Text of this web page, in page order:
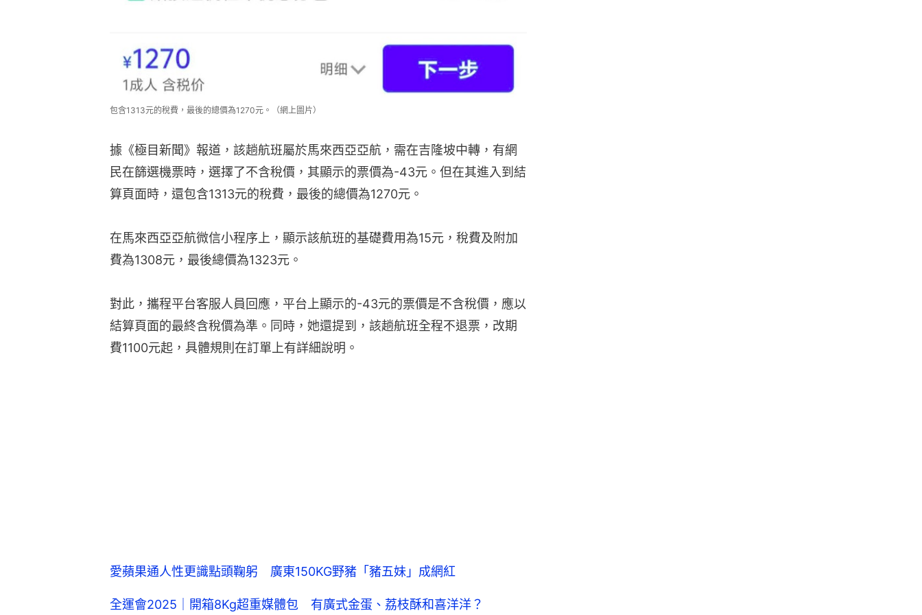
包含1313元的稅費，最後的總價為1270元。（網上圖片）
據《極目新聞》報道，該趟航班屬於馬來西亞亞航，需在吉隆坡中轉，有網
民在篩選機票時，選擇了不含稅價，其顯示的票價為-43元。但在其進入到結
算頁面時，還包含1313元的稅費，最後的總價為1270元。
在馬來西亞亞航微信小程序上，顯示該航班的基礎費用為15元，稅費及附加
費為1308元，最後總價為1323元。
對此，攜程平台客服人員回應，平台上顯示的-43元的票價是不含稅價，應以
結算頁面的最終含稅價為準。同時，她還提到，該趟航班全程不退票，改期
費1100元起，具體規則在訂單上有詳細說明。
愛蘋果通人性更識點頭鞠躬 廣東150KG野豬「豬五妹」成網紅
全運會2025｜開箱8Kg超重媒體包 有廣式金蛋、荔枝酥和喜洋洋？